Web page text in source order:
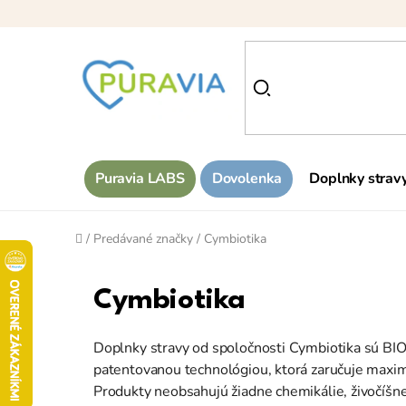
Puravia LABS Dovolenka Doplnky
Domov
/ Predávané značky / Cymbiotika
Cymbiotika
Doplnky stravy od spoločnosti Cymbiotika sú
patentovanou technológiou, ktorá zaručuje
Produkty neobsahujú žiadne chemikálie,